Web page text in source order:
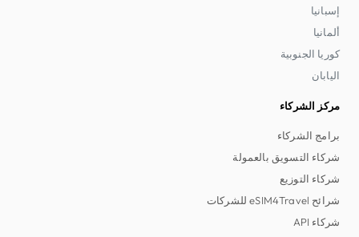
إسبانيا
ألمانيا
كوريا الجنوبية
اليابان
مركز الشركاء
برامج الشركاء
شركاء التسويق بالعمولة
شركاء التوزيع
شرائح eSIM4Travel للشركات
شركاء API